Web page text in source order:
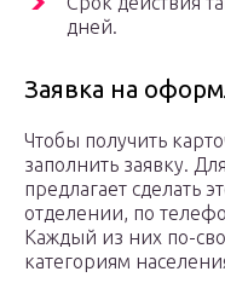
дней.
Заявка на
Чтобы получить
заполнить заявку.
предлагает сделать
отделении, по
Каждый из них по-
категориям